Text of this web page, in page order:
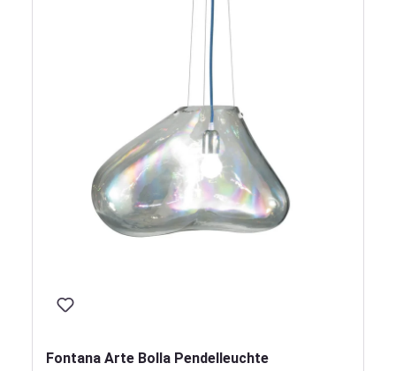
Fontana Arte Bolla Pendelleuchte